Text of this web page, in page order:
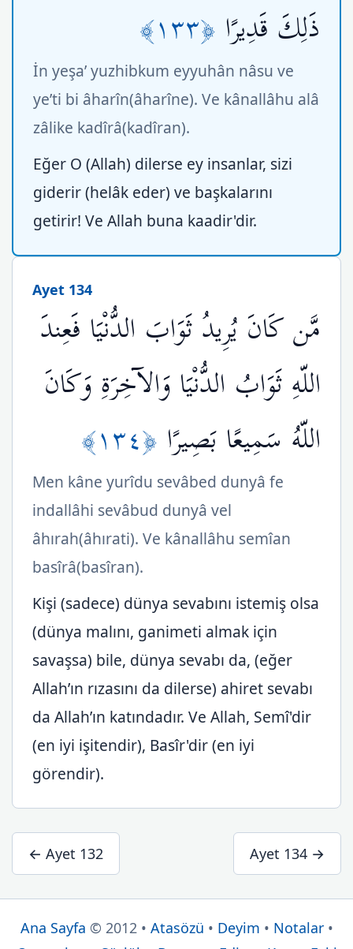
ذَلِكَ قَدِيرًا ﴿١٣٣﴾
İn yeşa’ yuzhibkum eyyuhân nâsu ve
ye’ti bi âharîn(âharîne). Ve kânallâhu alâ
zâlike kadîrâ(kadîran).
Eğer O (Allah) dilerse ey insanlar, sizi
giderir (helâk eder) ve başkalarını
getirir! Ve Allah buna kaadir'dir.
Ayet 134
مَّن كَانَ يُرِيدُ ثَوَابَ الدُّنْيَا فَعِندَ
اللّهِ ثَوَابُ الدُّنْيَا وَالآخِرَةِ وَكَانَ
اللّهُ سَمِيعًا بَصِيرًا ﴿١٣٤﴾
Men kâne yurîdu sevâbed dunyâ fe
indallâhi sevâbud dunyâ vel
âhırah(âhırati). Ve kânallâhu semîan
basîrâ(basîran).
Kişi (sadece) dünya sevabını istemiş olsa
(dünya malını, ganimeti almak için
savaşsa) bile, dünya sevabı da, (eğer
Allah’ın rızasını da dilerse) ahiret sevabı
da Allah’ın katındadır. Ve Allah, Semî'dir
(en iyi işitendir), Basîr'dir (en iyi
görendir).
← Ayet 132 Ayet 134 →
Ana Sayfa © 2012 • Atasözü • Deyim • Notalar•